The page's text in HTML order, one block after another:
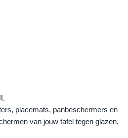
placemats, panbeschermers en
van jouw tafel tegen glazen,